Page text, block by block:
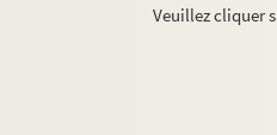
Veuillez cliquer